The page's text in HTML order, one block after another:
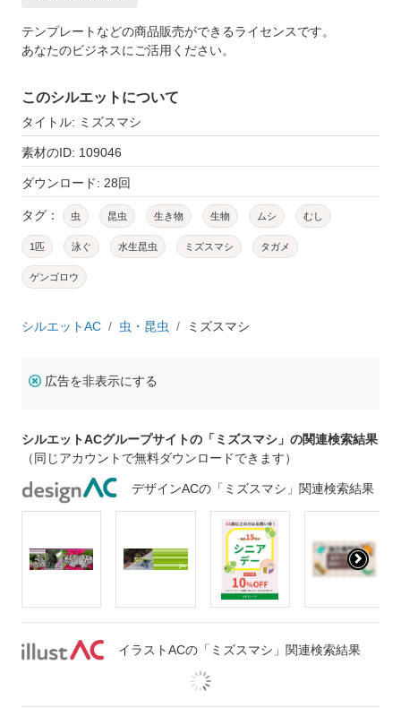
テンプレートなどの商品販売ができるライセンスです。
あなたのビジネスにご活用ください。
このシルエットについて
タイトル: ミズスマシ
素材のID: 109046
ダウンロード: 28回
タグ： 虫 昆虫 生き物 生物 ムシ むし
1匹 泳ぐ 水生昆虫 ミズスマシ タガメ
ゲンゴロウ
シルエットAC 虫・昆虫 ミズスマシ
広告を非表示にする
シルエットACグループサイトの「ミズスマシ」の関連検索結果
（同じアカウントで無料ダウンロードできます）
デザインACの「ミズスマシ」関連検索結果
イラストACの「ミズスマシ」関連検索結果